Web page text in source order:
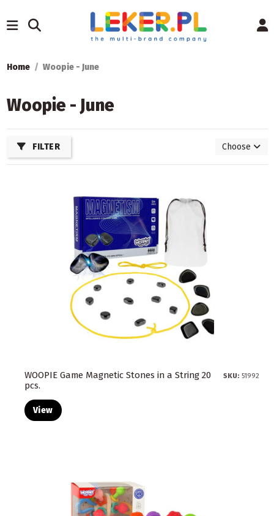
Home Woopie - June
Woopie - June
FILTER Choose
WOOPIE Game Magnetic Stones in a String 20
pcs.
SKU: 51992
View